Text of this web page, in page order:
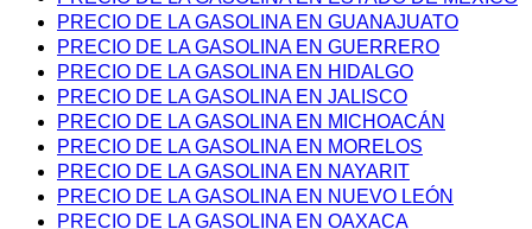
PRECIO DE LA GASOLINA EN GUANAJUATO
PRECIO DE LA GASOLINA EN GUERRERO
PRECIO DE LA GASOLINA EN HIDALGO
PRECIO DE LA GASOLINA EN JALISCO
PRECIO DE LA GASOLINA EN MICHOACÁN
PRECIO DE LA GASOLINA EN MORELOS
PRECIO DE LA GASOLINA EN NAYARIT
PRECIO DE LA GASOLINA EN NUEVO LEÓN
PRECIO DE LA GASOLINA EN OAXACA